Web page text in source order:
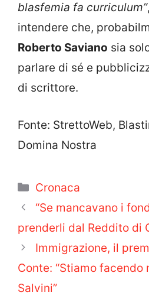
blasfemia fa curriculum”
intendere che,
Roberto Saviano sia
parlare di sé e
di scrittore.
Fonte: StrettoWeb,
Domina Nostra
Categorie
Cronaca
“Se mancavano i
prenderli dal Reddito di
Immigrazione, il
Conte: “Stiamo facendo
Salvini”